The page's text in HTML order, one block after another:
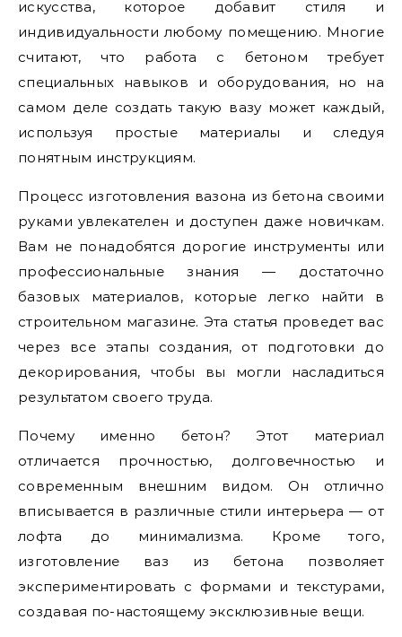
искусства, которое добавит стиля и
индивидуальности любому помещению. Многие
считают, что работа с бетоном требует
специальных навыков и оборудования, но на
самом деле создать такую вазу может каждый,
используя простые материалы и следуя
понятным инструкциям.
Процесс изготовления вазона из бетона своими
руками увлекателен и доступен даже новичкам.
Вам не понадобятся дорогие инструменты или
профессиональные знания — достаточно
базовых материалов, которые легко найти в
строительном магазине. Эта статья проведет вас
через все этапы создания, от подготовки до
декорирования, чтобы вы могли насладиться
результатом своего труда.
Почему именно бетон? Этот материал
отличается прочностью, долговечностью и
современным внешним видом. Он отлично
вписывается в различные стили интерьера — от
лофта до минимализма. Кроме того,
изготовление ваз из бетона позволяет
экспериментировать с формами и текстурами,
создавая по-настоящему эксклюзивные вещи.